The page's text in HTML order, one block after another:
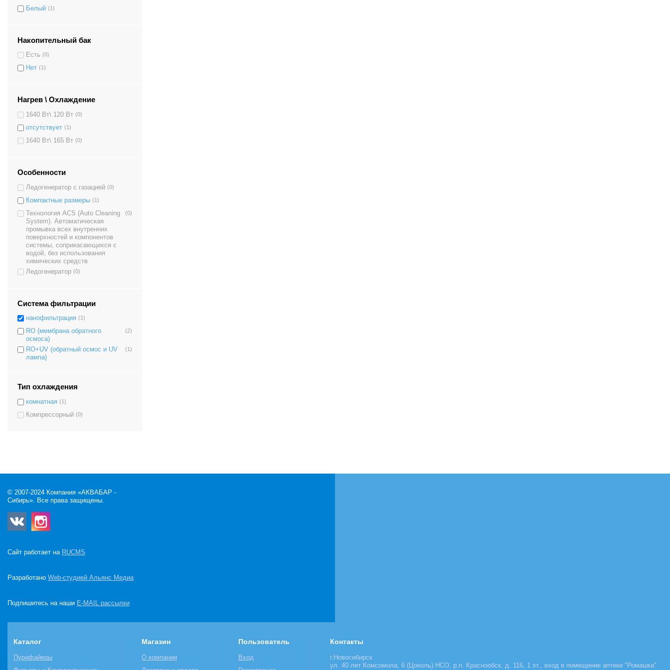
Белый (1)
Накопительный бак
Есть (0)
Нет (1)
Нагрев \ Охлаждение
1640 Вт\ 120 Вт (0)
отсутствует (1)
1640 Вт\ 165 Вт (0)
Особенности
Ледогенератор с газацией (0)
Компактные размеры (1)
Технология ACS (Auto Cleaning
System). Автоматическая
промывка всех внутренних
поверхностей и компонентов
системы, соприкасающихся с
водой, без использования
химических средств
(0)
Ледогенератор (0)
Система фильтрации
нанофильтрация (1)
RO (мембрана обратного
осмоса)
(2)
RO+UV (обратный осмос и UV
лампа)
(1)
Тип охлаждения
комнатная (1)
Компрессорный (0)
© 2007-2024 Компания «АКВАБАР -
Сибирь». Все права защищены.
Сайт работает на RUCMS
Разработано Web-студией Альянс Медиа
Подпишитесь на наши E-MAIL рассылки
Каталог
Пурифайеры
Магазин
О компании
Пользователь
Вход
Контакты
г.Новосибирск
ул. 40 лет Комсомола, 6 (Цоколь) НСО, р.п. Краснообск, д. 116, 1 эт., вход в помещение аптеки "Ромашка"